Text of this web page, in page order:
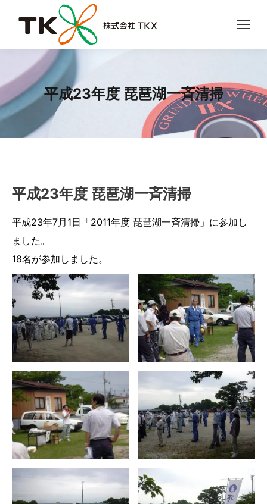
平成23年度 琵琶湖一斉清掃
平成23年度 琵琶湖一斉清掃
平成23年7月1日「2011年度 琵琶湖一斉清掃」に参加し
ました。
18名が参加しました。